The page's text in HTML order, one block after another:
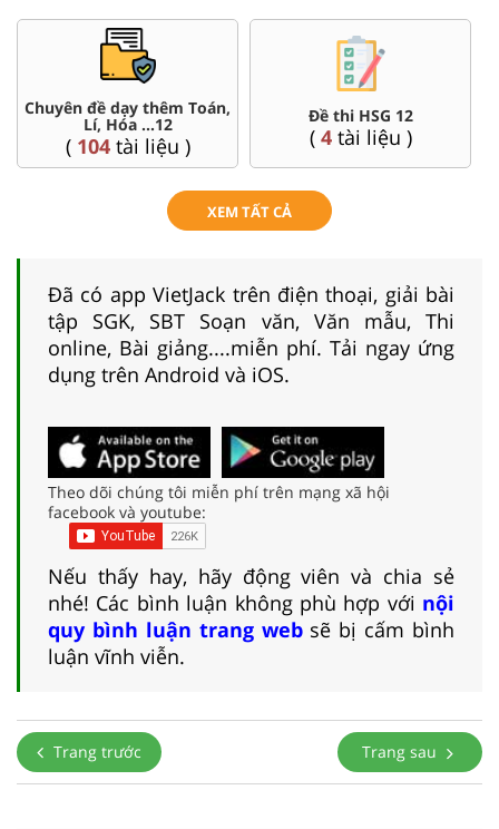
Chuyên đề dạy thêm Toán,
Lí, Hóa ...12
( 104tài liệu )
Đề thi HSG 12
( 4tài liệu )
XEM TẤT CẢ
Đã có app VietJack trên điện thoại, giải bài
tập SGK, SBT Soạn văn, Văn mẫu, Thi
online, Bài giảng....miễn phí. Tải ngay ứng
dụng trên Android và iOS.
Theo dõi chúng tôi miễn phí trên mạng xã hội
facebook và youtube:
Nếu thấy hay, hãy động viên và chia sẻ
nhé! Các bình luận không phù hợp với nội
quy bình luận trang websẽ bị cấm bình
luận vĩnh viễn.
Trang trước Trang sau